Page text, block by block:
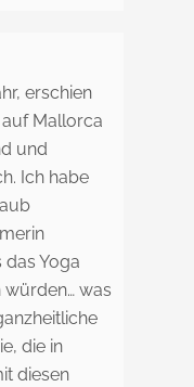
erschien
auf Mallorca
und
Ich habe
Yoga
was
die in
diesen